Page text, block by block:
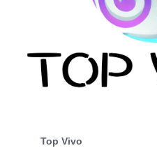
Top Vivo